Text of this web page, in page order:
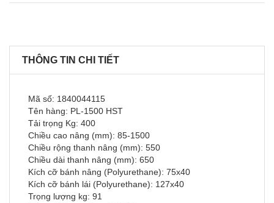
THÔNG TIN CHI TIẾT
Mã số: 1840044115
Tên hàng: PL-1500 HST
Tải trọng Kg: 400
Chiều cao nâng (mm): 85-1500
Chiều rộng thanh nâng (mm): 550
Chiều dài thanh nâng (mm): 650
Kích cỡ bánh nâng (Polyurethane): 75x40
Kích cỡ bánh lái (Polyurethane): 127x40
Trọng lượng kg: 91